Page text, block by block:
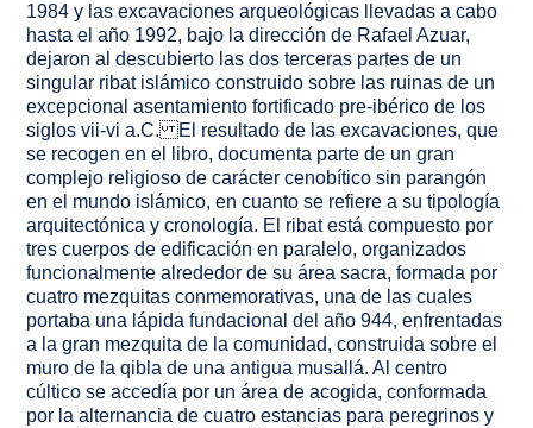
1984 y las excavaciones arqueológicas llevadas a cabo
hasta el año 1992, bajo la dirección de Rafael Azuar,
dejaron al descubierto las dos terceras partes de un
singular ribat islámico construido sobre las ruinas de un
excepcional asentamiento fortificado pre-ibérico de los
siglos vii-vi a.C. El resultado de las excavaciones, que
se recogen en el libro, documenta parte de un gran
complejo religioso de carácter cenobítico sin parangón
en el mundo islámico, en cuanto se refiere a su tipología
arquitectónica y cronología. El ribat está compuesto por
tres cuerpos de edificación en paralelo, organizados
funcionalmente alrededor de su área sacra, formada por
cuatro mezquitas conmemorativas, una de las cuales
portaba una lápida fundacional del año 944, enfrentadas
a la gran mezquita de la comunidad, construida sobre el
muro de la qibla de una antigua musallá. Al centro
cúltico se accedía por un área de acogida, conformada
por la alternancia de cuatro estancias para peregrinos y